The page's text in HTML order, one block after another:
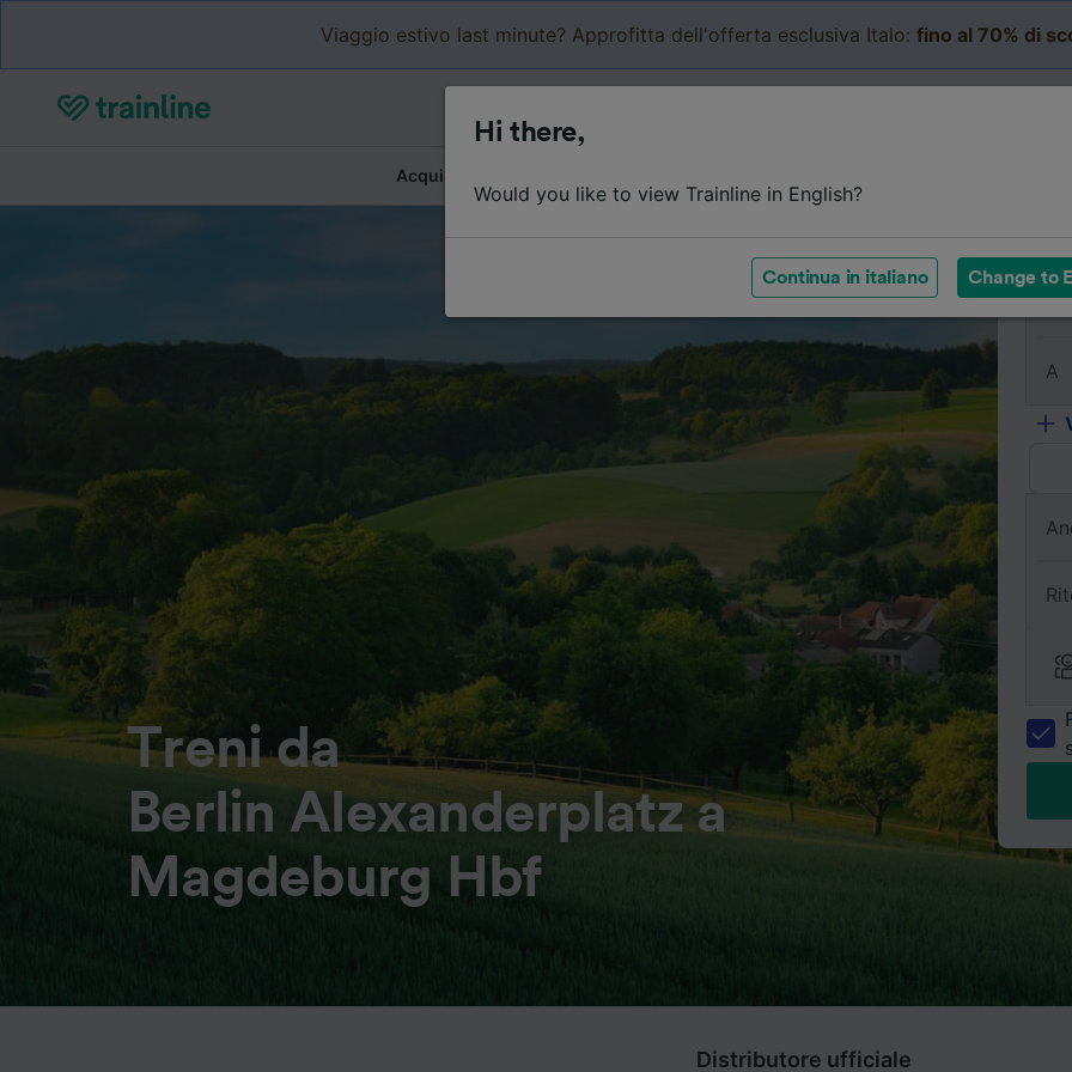
Viaggio estivo last minute? Approfitta dell'offerta esclusiva Italo: fino al 70% di
Acquista biglietti
Treni da
Berlin Alexanderplatz a
Magdeburg Hbf
Da
A
Distributore ufficiale
Hi there,
Would you like to view Trainline in English?
Continua in italiano Change to